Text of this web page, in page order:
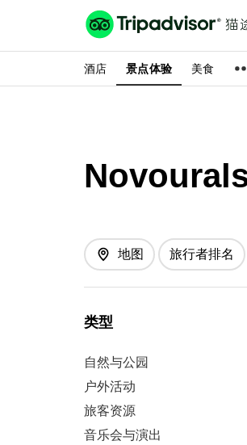
猫途鹰:景点、酒店、美食十
点评
酒店 景点体验 美食
地图 旅行者排名
类型
自然与公园
户外活动
旅客资源
音乐会与演出